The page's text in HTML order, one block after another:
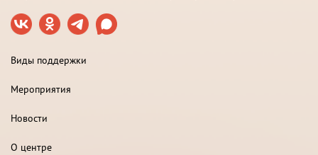
Виды поддержки
Мероприятия
Новости
О центре